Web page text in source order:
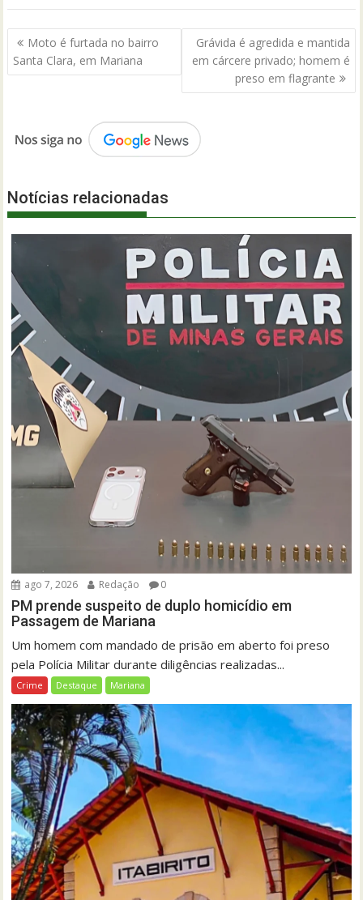
Navegação
de
Post
Moto é furtada no bairro
Santa Clara, em Mariana
Grávida é agredida e mantida
em cárcere privado; homem é
preso em flagrante
Notícias relacionadas
ago 7, 2026 Redação 0
PM prende suspeito de duplo homicídio em
Passagem de Mariana
Um homem com mandado de prisão em aberto foi preso
pela Polícia Militar durante diligências realizadas...
Crime Destaque Mariana